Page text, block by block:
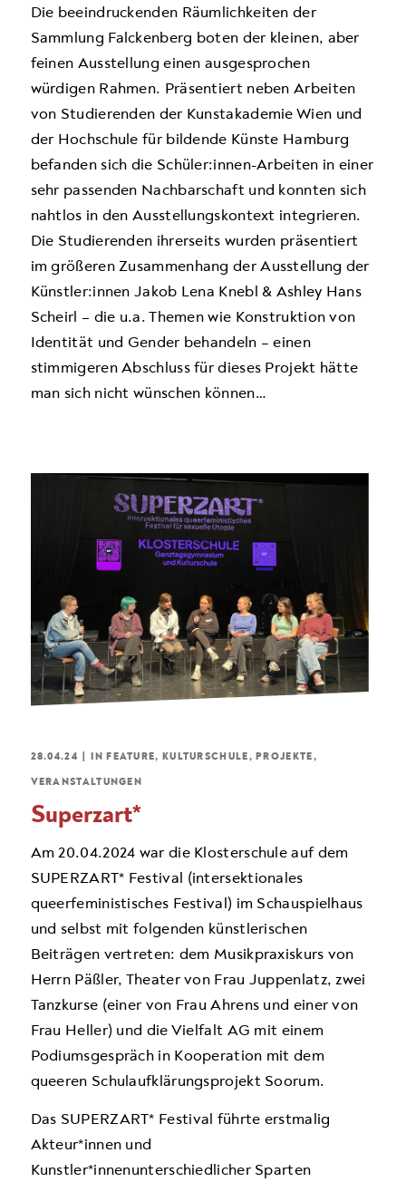
Die beeindruckenden Räumlichkeiten der
Sammlung Falckenberg boten der kleinen, aber
feinen Ausstellung einen ausgesprochen
würdigen Rahmen. Präsentiert neben Arbeiten
von Studierenden der Kunstakademie Wien und
der Hochschule für bildende Künste Hamburg
befanden sich die Schüler:innen-Arbeiten in einer
sehr passenden Nachbarschaft und konnten sich
nahtlos in den Ausstellungskontext integrieren.
Die Studierenden ihrerseits wurden präsentiert
im größeren Zusammenhang der Ausstellung der
Künstler:innen Jakob Lena Knebl & Ashley Hans
Scheirl – die u.a. Themen wie Konstruktion von
Identität und Gender behandeln – einen
stimmigeren Abschluss für dieses Projekt hätte
man sich nicht wünschen können…
28.04.24 INFEATURE, KULTURSCHULE,PROJEKTE,
VERANSTALTUNGEN
Superzart*
Am 20.04.2024 war die Klosterschule auf dem
SUPERZART* Festival (intersektionales
queerfeministisches Festival) im Schauspielhaus
und selbst mit folgenden künstlerischen
Beiträgen vertreten: dem Musikpraxiskurs von
Herrn Päßler, Theater von Frau Juppenlatz, zwei
Tanzkurse (einer von Frau Ahrens und einer von
Frau Heller) und die Vielfalt AG mit einem
Podiumsgespräch in Kooperation mit dem
queeren Schulaufklärungsprojekt Soorum.
Das SUPERZART* Festival führte erstmalig
Akteur*innen und
Kunstler*innenunterschiedlicher Sparten